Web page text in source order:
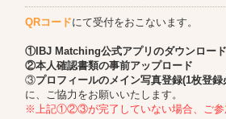
QRコードにて受付をおこないます。
① IBJ Matching公式アプリのダウンロード
②本人確認書類の事前アップロード
③プロフィールのメイン写真登録(1枚登
に、ご協力をお願いいたします。
※上記①②③が完了していない場合、ご参